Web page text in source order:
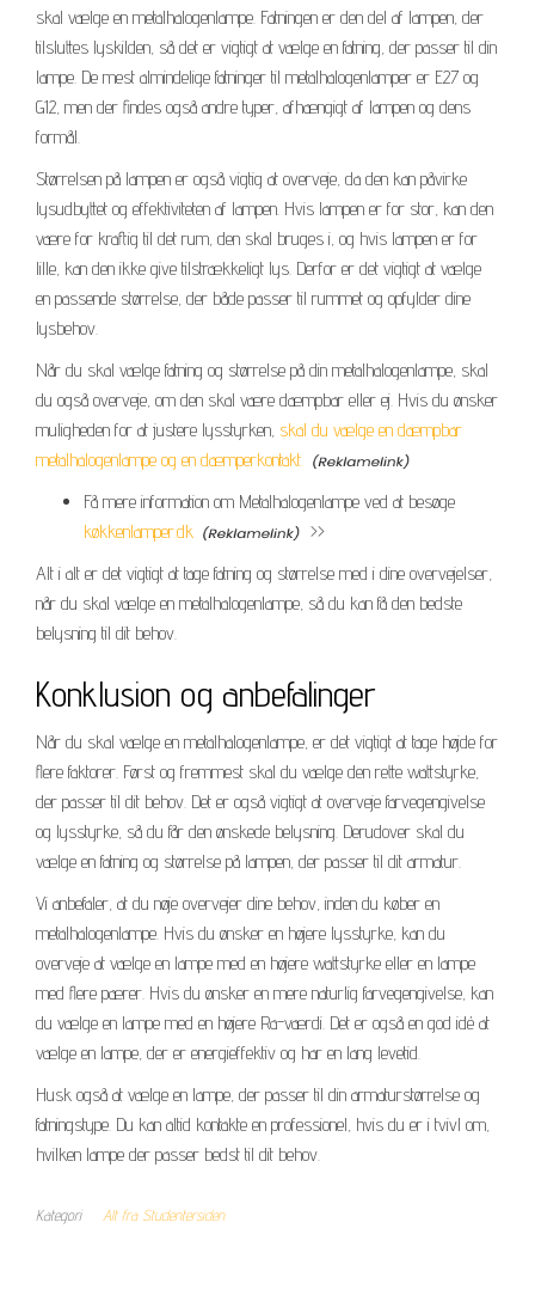
skal vælge en metalhalogenlampe. Fatningen er den del af lampen, der
tilsluttes lyskilden, så det er vigtigt at vælge en fatning, der passer til din
lampe. De mest almindelige fatninger til metalhalogenlamper er E27 og
G12, men der findes også andre typer, afhængigt af lampen og dens
formål.
Størrelsen på lampen er også vigtig at overveje, da den kan påvirke
lysudbyttet og effektiviteten af ​​lampen. Hvis lampen er for stor, kan den
være for kraftig til det rum, den skal bruges i, og hvis lampen er for
lille, kan den ikke give tilstrækkeligt lys. Derfor er det vigtigt at vælge
en passende størrelse, der både passer til rummet og opfylder dine
lysbehov.
Når du skal vælge fatning og størrelse på din metalhalogenlampe, skal
du også overveje, om den skal være dæmpbar eller ej. Hvis du ønsker
muligheden for at justere lysstyrken, skal du vælge en dæmpbar
metalhalogenlampe og en dæmperkontakt.
Få mere information om Metalhalogenlampe ved at besøge
køkkenlamper.dk
>>
Alt i alt er det vigtigt at tage fatning og størrelse med i dine overvejelser,
når du skal vælge en metalhalogenlampe, så du kan få den bedste
belysning til dit behov.
Konklusion og anbefalinger
Når du skal vælge en metalhalogenlampe, er det vigtigt at tage højde for
flere faktorer. Først og fremmest skal du vælge den rette wattstyrke,
der passer til dit behov. Det er også vigtigt at overveje farvegengivelse
og lysstyrke, så du får den ønskede belysning. Derudover skal du
vælge en fatning og størrelse på lampen, der passer til dit armatur.
Vi anbefaler, at du nøje overvejer dine behov, inden du køber en
metalhalogenlampe. Hvis du ønsker en højere lysstyrke, kan du
overveje at vælge en lampe med en højere wattstyrke eller en lampe
med flere pærer. Hvis du ønsker en mere naturlig farvegengivelse, kan
du vælge en lampe med en højere Ra-værdi. Det er også en god idé at
vælge en lampe, der er energieffektiv og har en lang levetid.
Husk også at vælge en lampe, der passer til din armaturstørrelse og
fatningstype. Du kan altid kontakte en professionel, hvis du er i tvivl om,
hvilken lampe der passer bedst til dit behov.
Kategori Alt fra Studentersiden